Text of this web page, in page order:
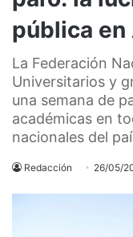
pública
La Federación
Universitarios y
una semana de
académicas en
nacionales del
Redacción 26/05/